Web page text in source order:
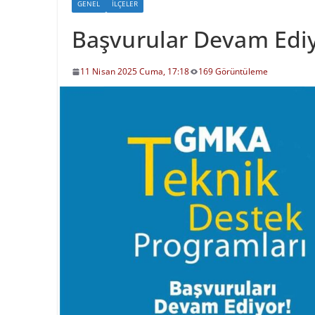
GENEL İLÇELER
Başvurular Devam
11 Nisan 2025 Cuma, 17:18 169 Görüntüleme